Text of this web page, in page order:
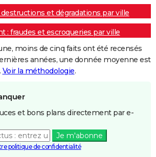
et dégradations par ville
: fraudes et escroqueries par ville
moins de cinq faits ont été recensés
années, une donnée moyenne est
Voir la méthodologie.
et bons plans directement par e-
Je m'abonne
politique de confidentialité